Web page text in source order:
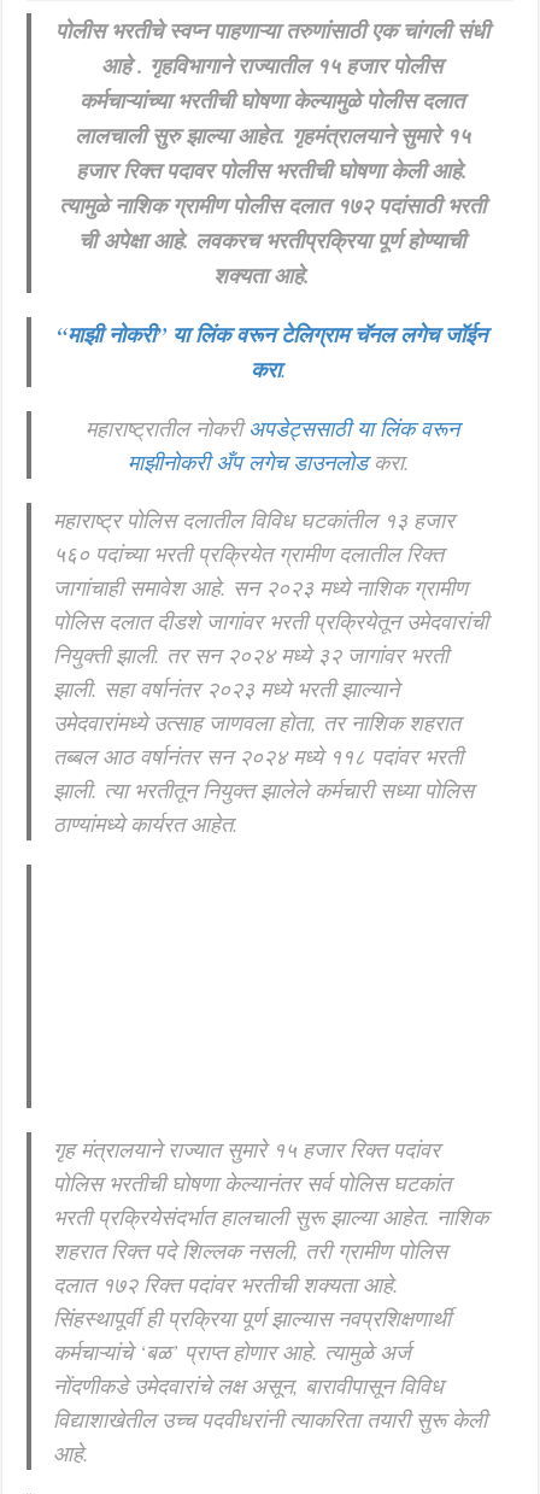
खुशखबर ! नागपूर विद्यापीठ मध्ये १३९ सहायक प्राध्यापक पदांची भरती सुरु ! Nagpur
पोलीस भरतीचे स्वप्न पाहणाऱ्या तरुणांसाठी एक चांगली संधी
आहे . गृहविभागाने राज्यातील १५ हजार पोलीस
कर्मचाऱ्यांच्या भरतीची घोषणा केल्यामुळे पोलीस दलात
लालचाली सुरु झाल्या आहेत. गृहमंत्रालयाने सुमारे १५
हजार रिक्त पदावर पोलीस भरतीची घोषणा केली आहे.
त्यामुळे नाशिक ग्रामीण पोलीस दलात १७२ पदांसाठी भरती
ची अपेक्षा आहे. लवकरच भरतीप्रक्रिया पूर्ण होण्याची
शक्यता आहे.
“माझी नोकरी” या लिंक वरून टेलिग्राम चॅनल लगेच जॉईन
करा.
महाराष्ट्रातील नोकरीअपडेट्ससाठी या लिंक वरून
माझीनोकरी अँप लगेच डाउनलोडकरा.
महाराष्ट्र पोलिस दलातील विविध घटकांतील १३ हजार
५६० पदांच्या भरती प्रक्रियेत ग्रामीण दलातील रिक्त
जागांचाही समावेश आहे. सन २०२३ मध्ये नाशिक ग्रामीण
पोलिस दलात दीडशे जागांवर भरती प्रक्रियेतून उमेदवारांची
नियुक्ती झाली. तर सन २०२४ मध्ये ३२ जागांवर भरती
झाली. सहा वर्षानंतर २०२३ मध्ये भरती झाल्याने
उमेदवारांमध्ये उत्साह जाणवला होता, तर नाशिक शहरात
तब्बल आठ वर्षानंतर सन २०२४ मध्ये ११८ पदांवर भरती
झाली. त्या भरतीतून नियुक्त झालेले कर्मचारी सध्या पोलिस
ठाण्यांमध्ये कार्यरत आहेत.
गृह मंत्रालयाने राज्यात सुमारे १५ हजार रिक्त पदांवर
पोलिस भरतीची घोषणा केल्यानंतर सर्व पोलिस घटकांत
भरती प्रक्रियेसंदर्भात हालचाली सुरू झाल्या आहेत. नाशिक
शहरात रिक्त पदे शिल्लक नसली, तरी ग्रामीण पोलिस
दलात १७२ रिक्त पदांवर भरतीची शक्यता आहे.
सिंहस्थापूर्वी ही प्रक्रिया पूर्ण झाल्यास नवप्रशिक्षणार्थी
कर्मचाऱ्यांचे ‘बळ’ प्राप्त होणार आहे. त्यामुळे अर्ज
नोंदणीकडे उमेदवारांचे लक्ष असून, बारावीपासून विविध
विद्याशाखेतील उच्च पदवीधरांनी त्याकरिता तयारी सुरू केली
आहे.